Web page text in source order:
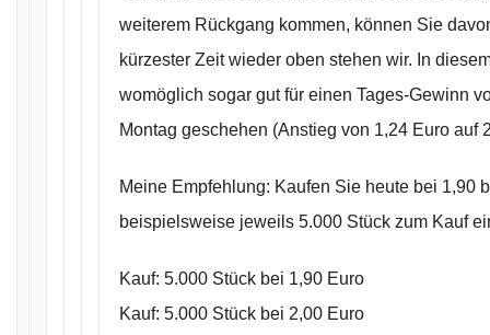
weiterem Rückgang kommen, können Sie
kürzester Zeit wieder oben stehen wir. In
womöglich sogar gut für einen Tages-Gewinn
Montag geschehen (Anstieg von 1,24 Euro auf
Meine Empfehlung: Kaufen Sie heute bei 1,90
beispielsweise jeweils 5.000 Stück zum Kauf
Kauf: 5.000 Stück bei 1,90 Euro
Kauf: 5.000 Stück bei 2,00 Euro